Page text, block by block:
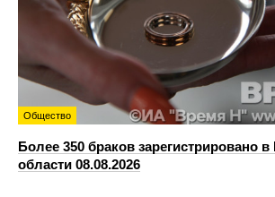
Общество
Более 350 браков зарегистрировано
области 08.08.2026